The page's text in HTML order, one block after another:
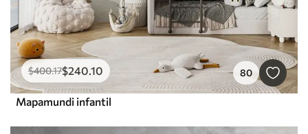
$400.17$240 .10 80
Mapamundi infantil